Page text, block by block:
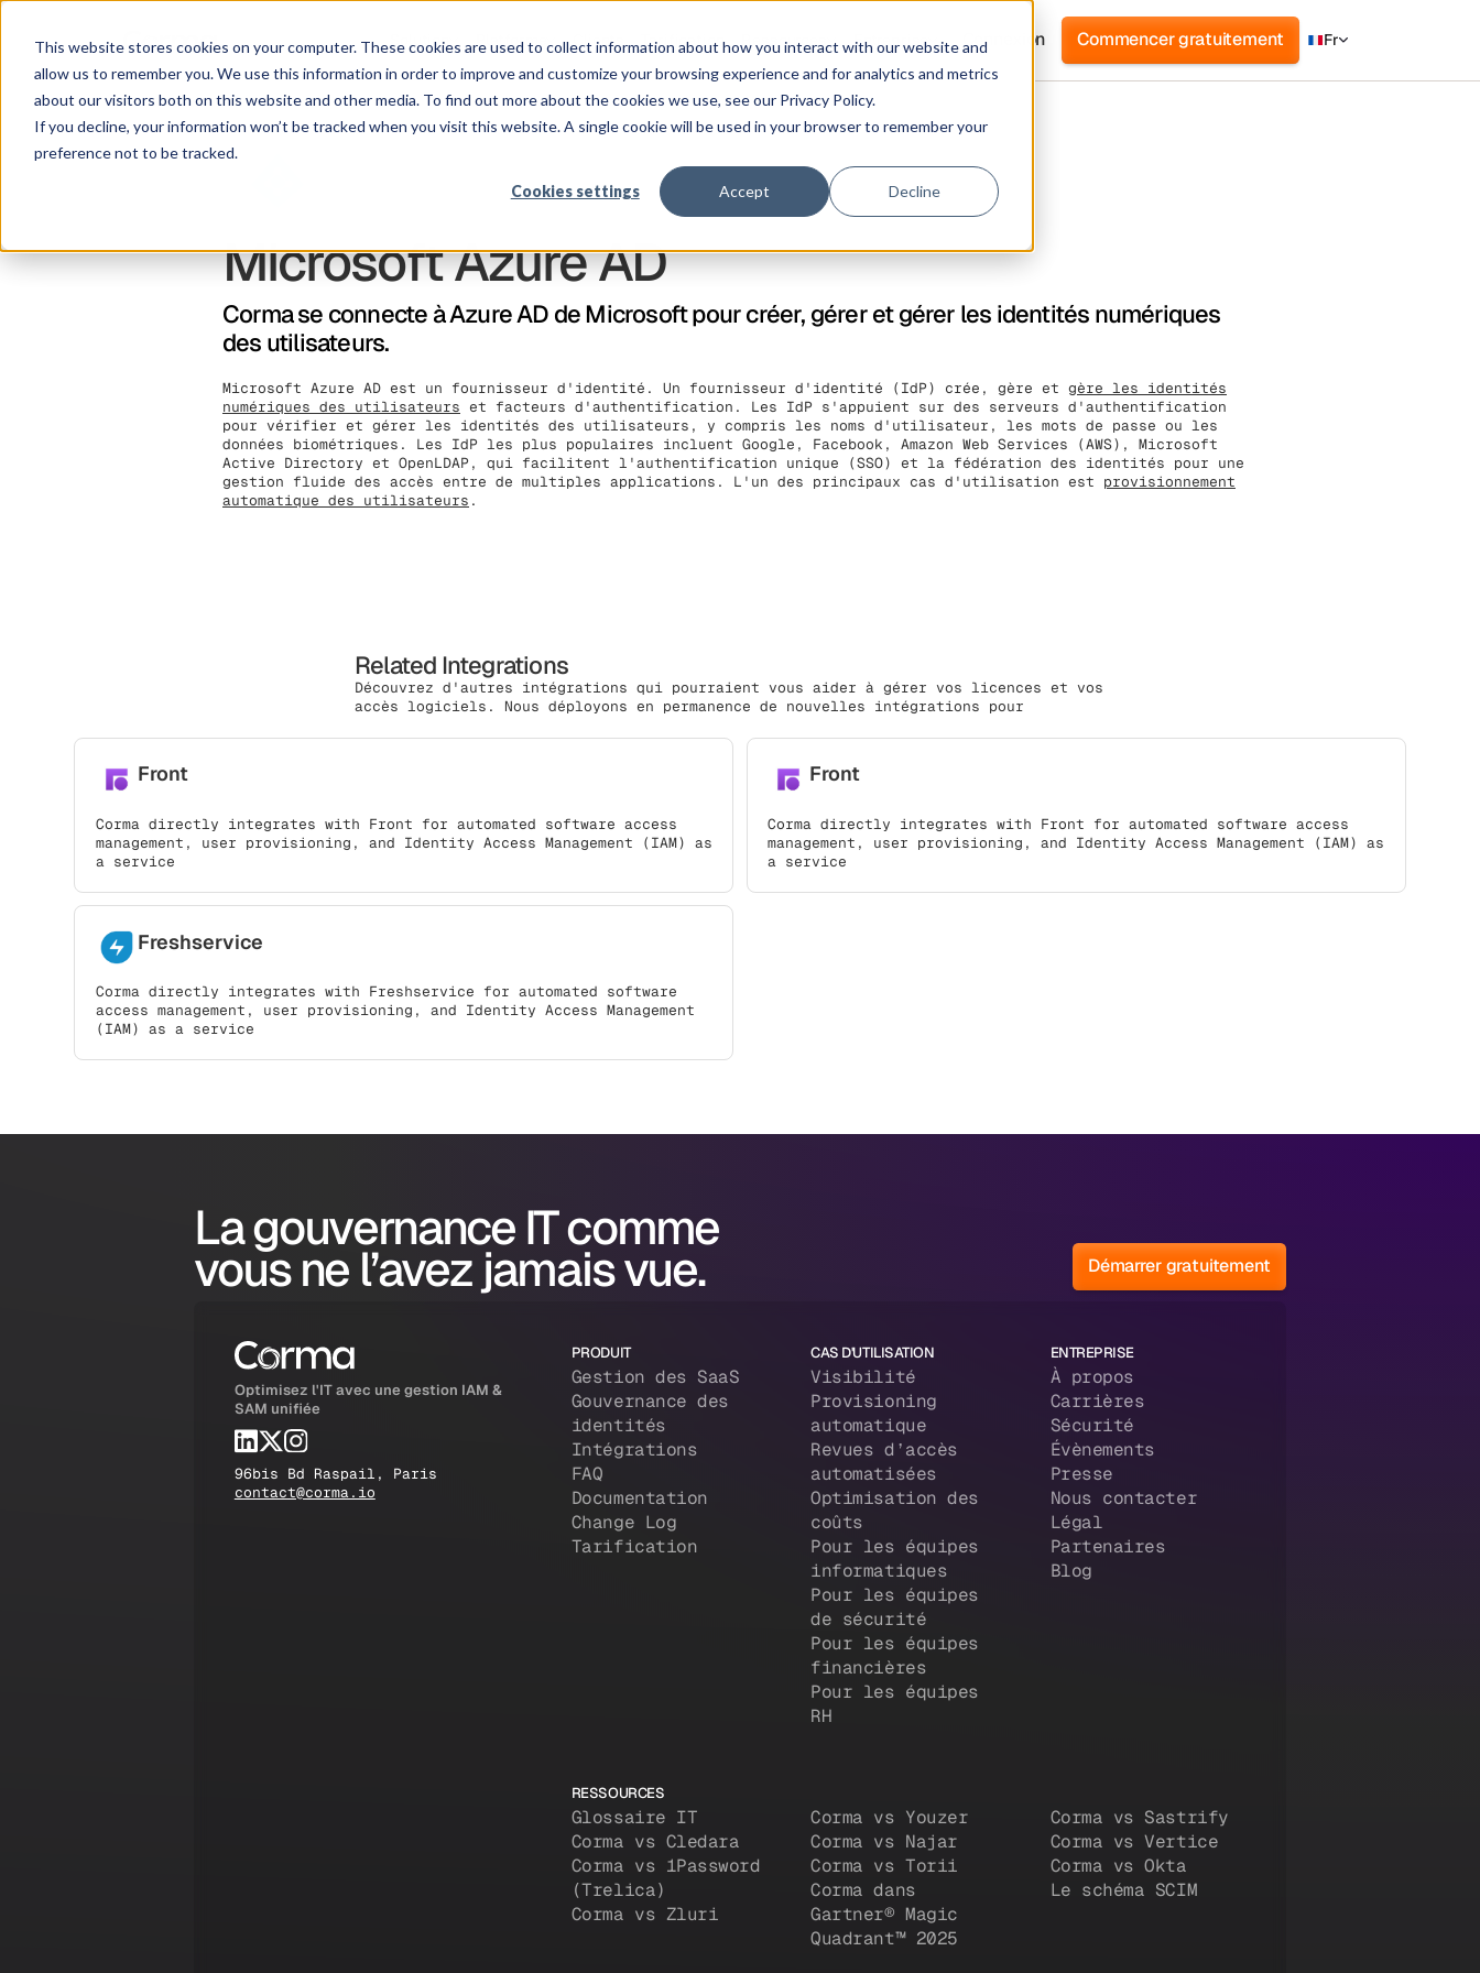
This website stores cookies on your computer. These cookies are used to collect information about how you interact with our website and
allow us to remember you. We use this information in order to improve and customize your browsing experience and for analytics and metrics
about our visitors both on this website and other media. To find out more about the cookies we use, see our Privacy Policy.
If you decline, your information won’t be tracked when you visit this website. A single cookie will be used in your browser to remember your
preference not to be tracked.
Cookies settings Accept Decline
Solution Platforme Clients Tarification Ressources Entreprise Connexion Commencer gratuitement Fr
Microsoft Azure AD
Corma se connecte à Azure AD de Microsoft pour créer, gérer et gérer les identités numériques
des utilisateurs.
Microsoft Azure AD est un fournisseur d'identité. Un fournisseur d'identité (IdP) crée, gère et gère les identités
numériques des utilisateurs et facteurs d'authentification. Les IdP s'appuient sur des serveurs d'authentification
pour vérifier et gérer les identités des utilisateurs, y compris les noms d'utilisateur, les mots de passe ou les
données biométriques. Les IdP les plus populaires incluent Google, Facebook, Amazon Web Services (AWS), Microsoft
Active Directory et OpenLDAP, qui facilitent l'authentification unique (SSO) et la fédération des identités pour une
gestion fluide des accès entre de multiples applications. L'un des principaux cas d'utilisation est provisionnement
automatique des utilisateurs .
Related Integrations
Découvrez d'autres intégrations qui pourraient vous aider à gérer vos licences et vos
accès logiciels. Nous déployons en permanence de nouvelles intégrations pour
Front
Corma directly integrates with Front for automated software access
management, user provisioning, and Identity Access Management (IAM) as
a service
Front
Corma directly integrates with Front for automated software access
management, user provisioning, and Identity Access Management (IAM) as
a service
Freshservice
Corma directly integrates with Freshservice for automated software
access management, user provisioning, and Identity Access Management
(IAM) as a service
La gouvernance IT comme
vous ne l’avez jamais vue. Démarrer gratuitement
Optimisez l'IT avec une gestion IAM &
SAM unifiée
96bis Bd Raspail, Paris
contact@corma.io
PRODUIT
Gestion des SaaS
Gouvernance des
identités
Intégrations
FAQ
Documentation
Change Log
Tarification
CAS D'UTILISATION
Visibilité
Provisioning
automatique
Revues d’accès
automatisées
Optimisation des
coûts
Pour les équipes
informatiques
Pour les équipes
de sécurité
Pour les équipes
financières
Pour les équipes
RH
ENTREPRISE
À propos
Carrières
Sécurité
Évènements
Presse
Nous contacter
Légal
Partenaires
Blog
RESSOURCES
Glossaire IT
Corma vs Cledara
Corma vs 1Password
(Trelica)
Corma vs Zluri
Corma vs Youzer
Corma vs Najar
Corma vs Torii
Corma dans
Gartner® Magic
Quadrant™ 2025
Corma vs Sastrify
Corma vs Vertice
Corma vs Okta
Le schéma SCIM